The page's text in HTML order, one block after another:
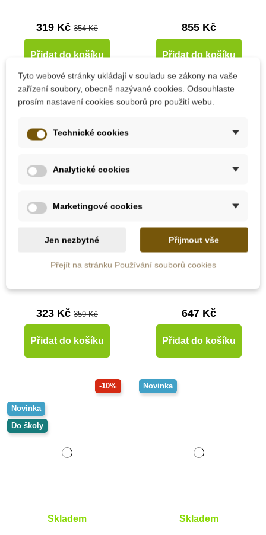
319 Kč 354 Kč
Přidat do košíku
855 Kč
Přidat do košíku
-10%
Do školy
obrazy a symetrie
323 Kč 359 Kč
Přidat do košíku
Novinka
Lesní svět Razítka 9
ks - Hmyz
647 Kč
Přidat do košíku
-10%
Novinka
Do školy
Skladem
Novinka
Skladem
Tyto webové stránky ukládají v souladu se zákony na vaše
zařízení soubory, obecně nazývané cookies. Odsouhlaste
prosím nastavení cookies souborů pro použití webu.
Technické cookies
Analytické cookies
Marketingové cookies
Jen nezbytné Přijmout vše
Přejít na stránku Používání souborů cookies